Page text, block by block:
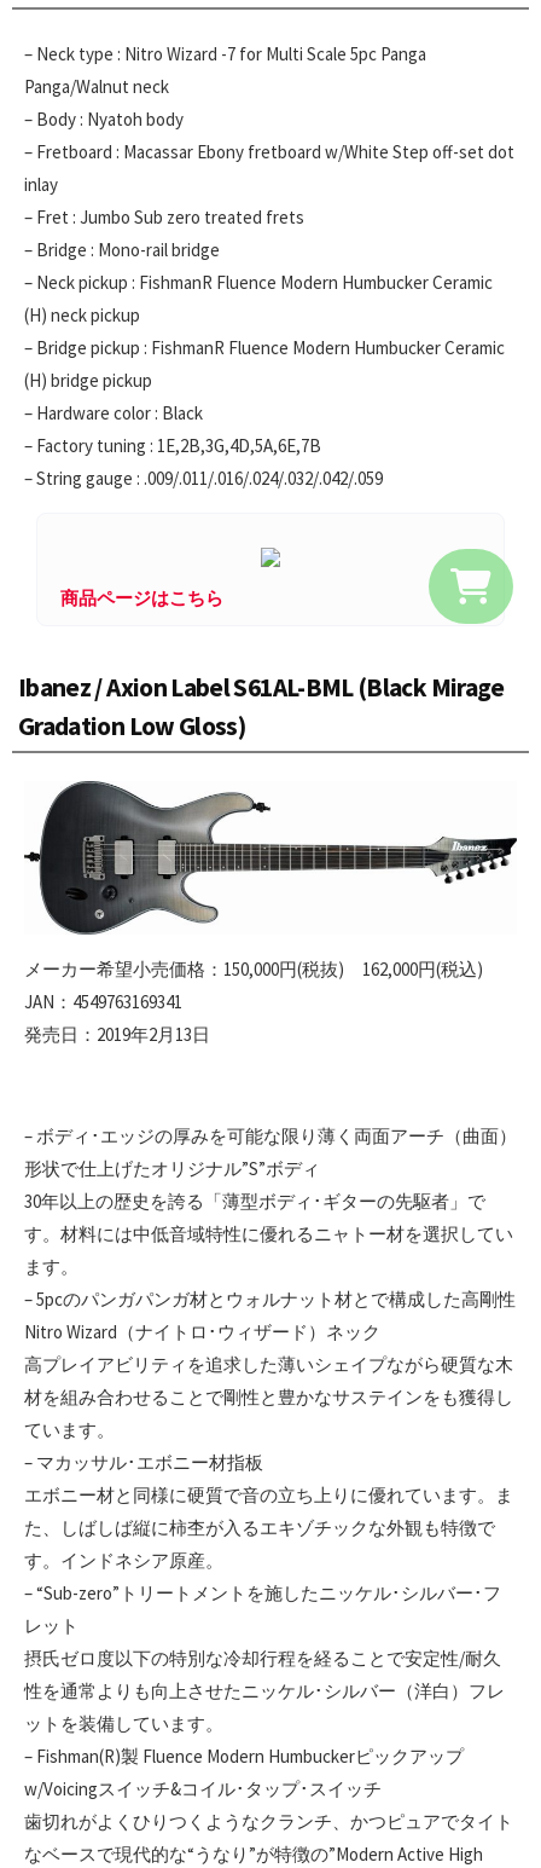
– Neck type : Nitro Wizard -7 for Multi Scale 5pc Panga
Panga/Walnut neck
– Body : Nyatoh body
– Fretboard : Macassar Ebony fretboard w/White Step off-set dot
inlay
– Fret : Jumbo Sub zero treated frets
– Bridge : Mono-rail bridge
– Neck pickup : FishmanR Fluence Modern Humbucker Ceramic
(H) neck pickup
– Bridge pickup : FishmanR Fluence Modern Humbucker Ceramic
(H) bridge pickup
– Hardware color : Black
– Factory tuning : 1E,2B,3G,4D,5A,6E,7B
– String gauge : .009/.011/.016/.024/.032/.042/.059
商品ページはこちら
Ibanez / Axion Label S61AL-BML (Black Mirage
Gradation Low Gloss)
メーカー希望小売価格：150,000円(税抜) 162,000円(税込)
JAN：4549763169341
発売日：2019年2月13日
– ボディ･エッジの厚みを可能な限り薄く両面アーチ（曲面）
形状で仕上げたオリジナル”S”ボディ
30年以上の歴史を誇る「薄型ボディ･ギターの先駆者」で
す。材料には中低音域特性に優れるニャトー材を選択してい
ます。
– 5pcのパンガパンガ材とウォルナット材とで構成した高剛性
Nitro Wizard（ナイトロ･ウィザード）ネック
高プレイアビリティを追求した薄いシェイプながら硬質な木
材を組み合わせることで剛性と豊かなサステインをも獲得し
ています。
– マカッサル･エボニー材指板
エボニー材と同様に硬質で音の立ち上りに優れています。ま
た、しばしば縦に柿杢が入るエキゾチックな外観も特徴で
す。インドネシア原産。
– “Sub-zero”トリートメントを施したニッケル･シルバー･フ
レット
摂氏ゼロ度以下の特別な冷却行程を経ることで安定性/耐久
性を通常よりも向上させたニッケル･シルバー（洋白）フレ
ットを装備しています。
– Fishman(R)製 Fluence Modern Humbuckerピックアップ
w/Voicingスイッチ&コイル･タップ･スイッチ
歯切れがよくひりつくようなクランチ、かつピュアでタイト
なベースで現代的な“うなり”が特徴の”Modern Active High